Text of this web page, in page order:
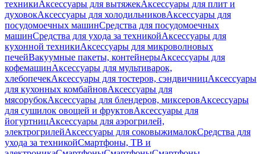
техникиАксессуары для вытяжекАксессуары для плит и
духовокАксессуары для холодильниковАксессуары для
посудомоечных машинСредства для посудомоечных
машинСредства для ухода за техникойАксессуары для
кухонной техникиАксессуары для микроволновых
печейВакуумные пакеты, контейнерыАксессуары для
кофемашинАксессуары для мультиварок,
хлебопечекАксессуары для тостеров, сэндвичницАксессуары
для кухонных комбайновАксессуары для
мясорубокАксессуары для блендеров, миксеровАксессуары
для сушилок овощей и фруктовАксессуары для
йогуртницАксессуары для аэрогрилей,
электрогрилейАксессуары для соковыжималокСредства для
ухода за техникойСмартфоны, ТВ и